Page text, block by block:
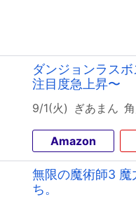
ダンジョンラス
注目度急上昇〜
9/1(火) ぎあまん
Amazon
無限の魔術師3 魔
ち。